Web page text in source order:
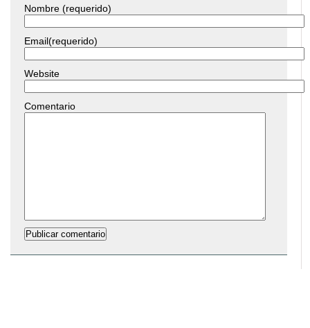
Nombre (requerido)
Email(requerido)
Website
Comentario